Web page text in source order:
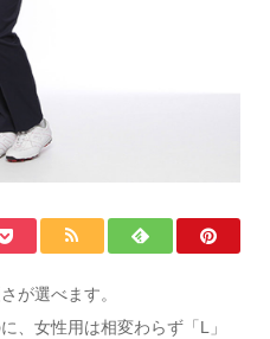
が選べます。
、女性用は相変わらず「L」